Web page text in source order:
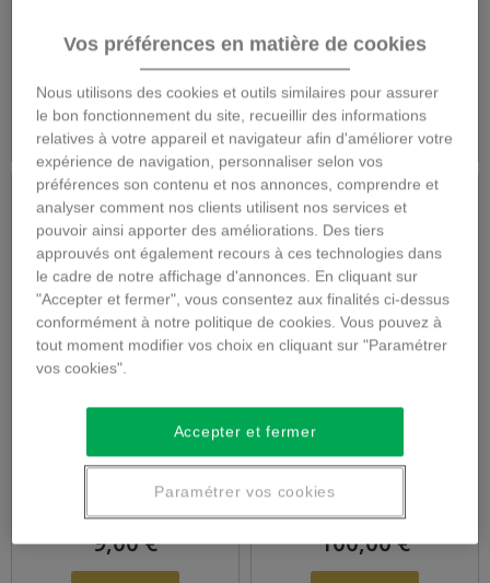
9,00 €
Détails
75,00 €
Détails
fleurs en hauteur
9,00 €
fleurs piquées
100,00 €
Vos préférences en matière de cookies
Nous utilisons des cookies et outils similaires pour assurer
le bon fonctionnement du site, recueillir des informations
relatives à votre appareil et navigateur afin d'améliorer votre
expérience de navigation, personnaliser selon vos
préférences son contenu et nos annonces, comprendre et
analyser comment nos clients utilisent nos services et
pouvoir ainsi apporter des améliorations. Des tiers
approuvés ont également recours à ces technologies dans
le cadre de notre affichage d'annonces. En cliquant sur
"Accepter et fermer", vous consentez aux finalités ci-dessus
conformément à notre politique de cookies. Vous pouvez à
tout moment modifier vos choix en cliquant sur "Paramétrer
vos cookies".
Accepter et fermer
Paramétrer vos cookies